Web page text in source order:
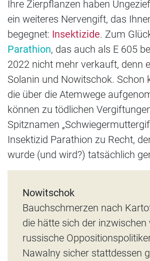
Ihre Zierpflanzen haben
ein weiteres Nervengift, das
begegnet: Insektizide. Zum
Parathion, das auch als E 605
2022 nicht mehr verkauft, denn
Solanin und Nowitschok. Schon
die über die Atemwege
können zu tödlichen
Spitznamen
Insektizid Parathion zu Recht,
wurde (und wird?) tatsächlich
Nowitschok
Bauchschmerzen nach
die hätte sich der inzwischen
russische
Nawalny sicher stattdessen